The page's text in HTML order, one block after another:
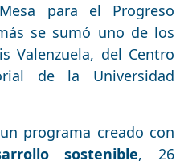
para el Progreso
se sumó uno de los
Valenzuela, del Centro
de la Universidad
programa creado con
sostenible, 26